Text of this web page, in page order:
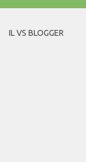
IL VS BLOGGER